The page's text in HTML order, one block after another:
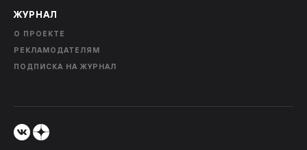
ЖУРНАЛ
О ПРОЕКТЕ
РЕКЛАМОДАТЕЛЯМ
ПОДПИСКА НА ЖУРНАЛ